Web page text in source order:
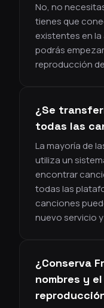
No, no
tienes que
existentes en la
podrás
reproducción
¿Se
todas las
La mayoría de
utiliza un
encontrar
todas las
canciones
nuevo servicio
¿Conserva
nombres y